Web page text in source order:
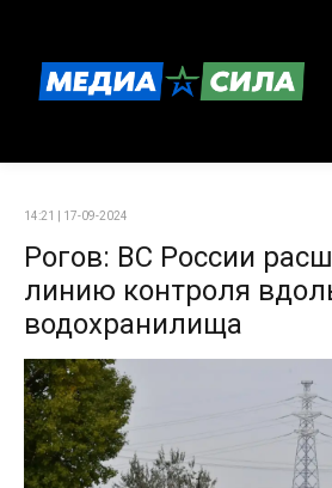
14:21 | 17-09-2024
Рогов: ВС России
линию контроля
водохранилища